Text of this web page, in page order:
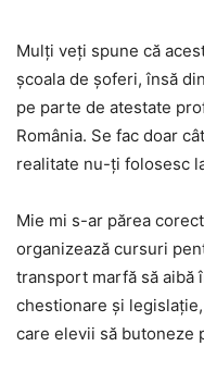
Mulți veți spune că
școala de șoferi, însă
pe parte de atestate
România. Se fac doar
realitate nu-ți folosesc
Mie mi s-ar părea
organizează cursuri
transport marfă să aibă
chestionare și
care elevii să butoneze